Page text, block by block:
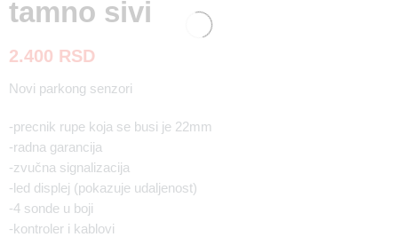
tamno sivi
2.400 RSD
Novi parkong senzori
-precnik rupe koja se busi je 22mm
-radna garancija
-zvučna signalizacija
-led displej (pokazuje udaljenost)
-4 sonde u boji
-kontroler i kablovi